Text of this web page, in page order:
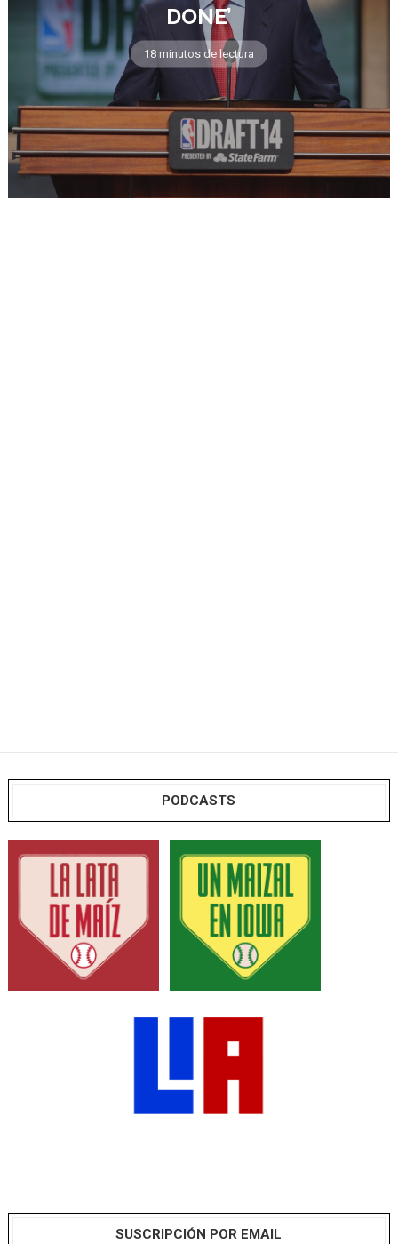
DONE’
18 minutos de lectura
PODCASTS
SUSCRIPCIÓN POR EMAIL